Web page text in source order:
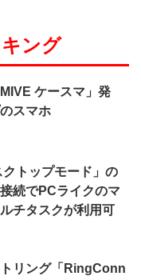
ング
ケースマ」発
スマホ
トップモード」の
続でPCライクのマ
チタスクが利用可
トリング「RingConn